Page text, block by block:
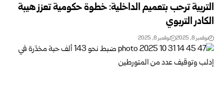
التربية ترحب بتعميم الداخلية: خطوة حكومية تعزز هيبة
الكادر التربوي
نوفمبر 8, 2025 نوفمبر 8, 2025